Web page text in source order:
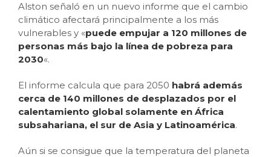
Alston señaló en un nuevo informe que el cambio
climático afectará principalmente a los más
vulnerables y «puede empujar a 120 millones de
personas más bajo la línea de pobreza para
2030«.
El informe calcula que para 2050 habrá además
cerca de 140 millones de desplazados por el
calentamiento global solamente en África
subsahariana, el sur de Asia y Latinoamérica.
Aún si se consigue que la temperatura del planeta